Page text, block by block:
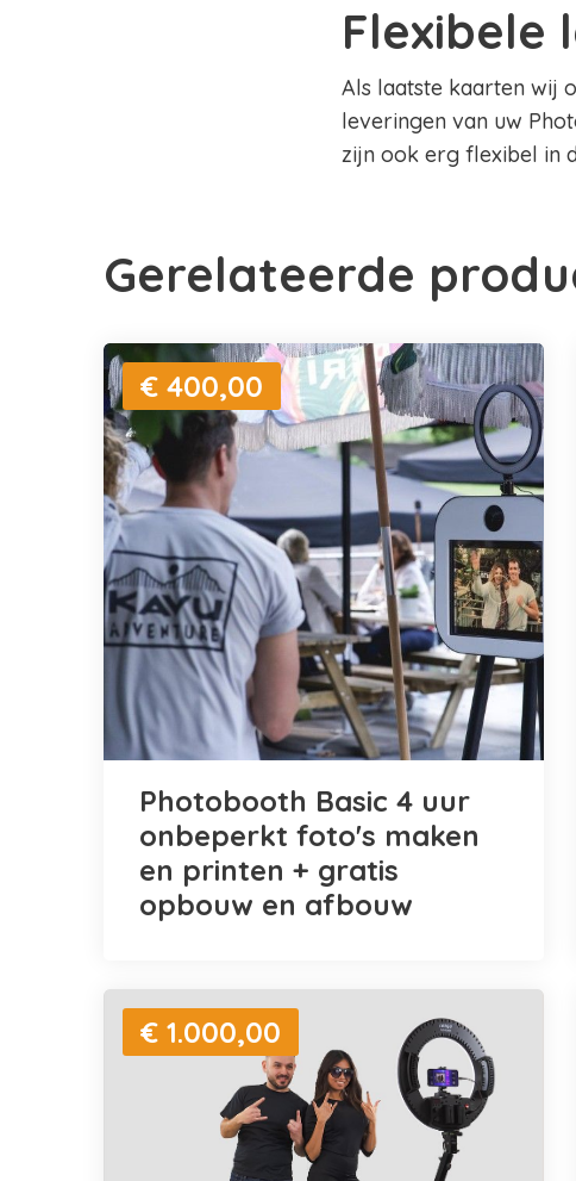
Flexibele
Als laatste kaarten wij
leveringen van uw
zijn ook erg flexibel in
Gerelateerde
€ 400,00
Photobooth Basic 4 uur
onbeperkt foto's maken
en printen + gratis
opbouw en afbouw
€ 1.000,00